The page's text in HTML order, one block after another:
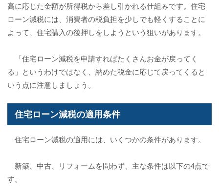
高に応じた金額が所得税から差し引かれる仕組みです。住宅
ローン減税には、消費者の税負担を少しでも軽くすることに
よって、住宅購入の後押しをしようという狙いがあります。
「住宅ローン減税を申請すればたくさんお金が戻ってく
る」というわけではなく、納めた税金に応じて戻ってくると
いう点に注意しましょう。
住宅ローン減税の適用条件
住宅ローン減税の適用には、いくつかの条件があります。
新築、中古、リフォームを問わず、主な条件は以下の4点で
す。